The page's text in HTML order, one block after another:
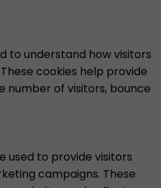
to understand how visitors
cookies help provide
of visitors, bounce
used to provide visitors
campaigns. These